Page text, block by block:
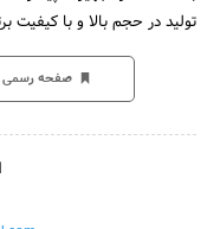
تولید در حجم بالا و با کیفیت
صفحه رسمی